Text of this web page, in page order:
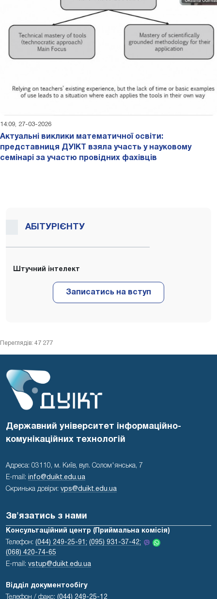
14:09, 27-03-2026
Актуальні виклики математичної освіти:
представниця ДУІКТ взяла участь у науковому
семінарі за участю провідних фахівців
АБІТУРІЄНТУ
Штучний інтелект
Переглядів: 47 277
Державний університет інформаційно-
комунікаційних технологій
Адреса: 03110, м. Київ, вул. Солом'янська, 7
E-mail:
info@duikt.edu.ua
Скринька довіри: vps@duikt.edu.ua
Зв'язатись з нами
Консультаційний центр (Приймальна комісія)
Телефон: (044) 249-25-91; (095) 931-37-42;
(068) 420-74-65
E-mail: vstup@duikt.edu.ua
Відділ документообігу
Телефон / факс: (044) 249-25-12